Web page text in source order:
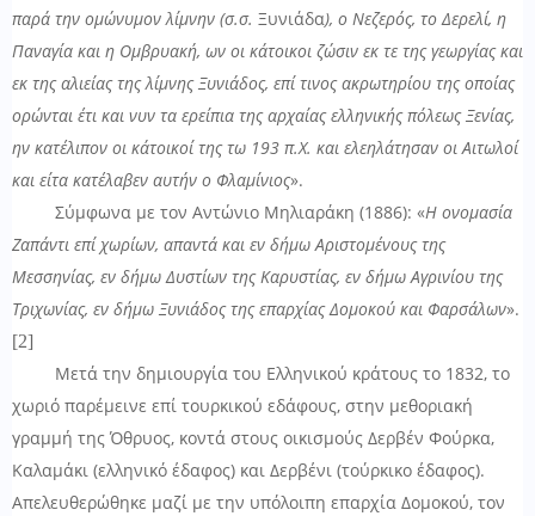
παρά την ομώνυμον λίμνην (σ.σ. Ξυνιάδα), ο Νεζερός, το Δερελί, η
Παναγία και η Ομβρυακή, ων οι κάτοικοι ζώσιν εκ τε της γεωργίας και
εκ της αλιείας της λίμνης Ξυνιάδος, επί τινος ακρωτηρίου της οποίας
ορώνται έτι και νυν τα ερείπια της αρχαίας ελληνικής πόλεως Ξενίας,
ην κατέλιπον οι κάτοικοί της τω 193 π.Χ. και ελεηλάτησαν οι Αιτωλοί
και είτα κατέλαβεν αυτήν ο Φλαμίνιος».
Σύμφωνα με τον Αντώνιο Μηλιαράκη (1886): «Η ονομασία
Ζαπάντι επί χωρίων, απαντά και εν δήμω Αριστομένους της
Μεσσηνίας, εν δήμω Δυστίων της Καρυστίας, εν δήμω Αγρινίου της
Τριχωνίας, εν δήμω Ξυνιάδος της επαρχίας Δομοκού και Φαρσάλων».
[2]
Μετά την δημιουργία του Ελληνικού κράτους το 1832, το
χωριό παρέμεινε επί τουρκικού εδάφους, στην μεθοριακή
γραμμή της Όθρυος, κοντά στους οικισμούς Δερβέν Φούρκα,
Καλαμάκι (ελληνικό έδαφος) και Δερβένι (τούρκικο έδαφος).
Απελευθερώθηκε μαζί με την υπόλοιπη επαρχία Δομοκού, τον